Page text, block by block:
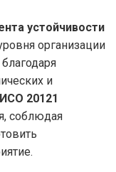
устойчивости
организации
и
20121
соблюдая